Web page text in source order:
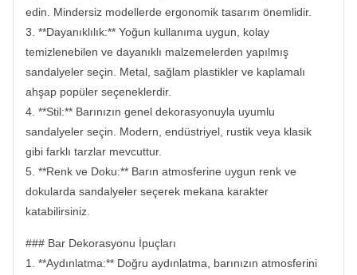
edin. Mindersiz modellerde ergonomik tasarım önemlidir.
3. **Dayanıklılık:** Yoğun kullanıma uygun, kolay
temizlenebilen ve dayanıklı malzemelerden yapılmış
sandalyeler seçin. Metal, sağlam plastikler ve kaplamalı
ahşap popüler seçeneklerdir.
4. **Stil:** Barınızın genel dekorasyonuyla uyumlu
sandalyeler seçin. Modern, endüstriyel, rustik veya klasik
gibi farklı tarzlar mevcuttur.
5. **Renk ve Doku:** Barın atmosferine uygun renk ve
dokularda sandalyeler seçerek mekana karakter
katabilirsiniz.
### Bar Dekorasyonu İpuçları
1. **Aydınlatma:** Doğru aydınlatma, barınızın atmosferini